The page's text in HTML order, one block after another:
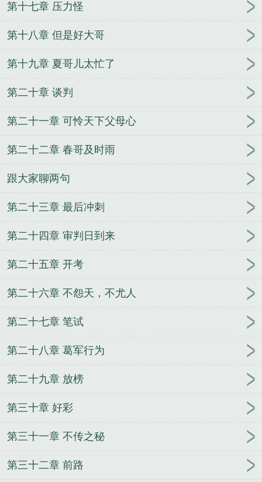
第十七章 压力怪
第十八章 但是好大哥
第十九章 夏哥儿太忙了
第二十章 谈判
第二十一章 可怜天下父母心
第二十二章 春哥及时雨
跟大家聊两句
第二十三章 最后冲刺
第二十四章 审判日到来
第二十五章 开考
第二十六章 不怨天，不尤人
第二十七章 笔试
第二十八章 葛军行为
第二十九章 放榜
第三十章 好彩
第三十一章 不传之秘
第三十二章 前路